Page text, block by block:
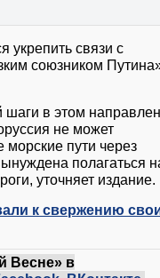
укрепить связи с
союзником
шаги в этом
не может
морские пути через
полагаться
уточняет издание.
к свержению
Весне» в